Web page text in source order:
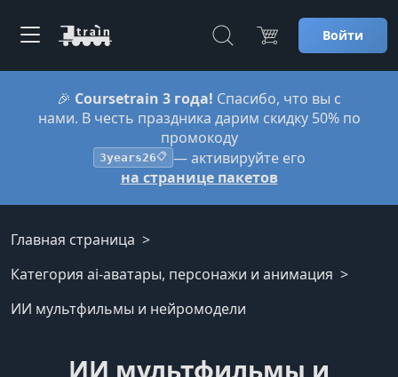
Войти
🎉 Coursetrain 3 года! Спасибо, что вы с
нами. В честь праздника дарим скидку 50% по
промокоду
3years26📋 — активируйте его
на странице пакетов
Главная страница
Категория ai-аватары, персонажи и анимация
ИИ мультфильмы и нейромодели
ИИ мультфильмы и